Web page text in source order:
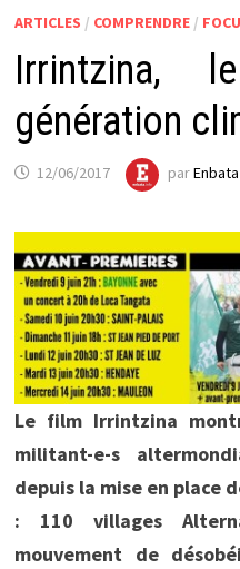
ARTICLES / COMPRENDRE/
génération
12/06/2017 parEnbata
Le film Irrintzina
militant-e-s
depuis la mise en place
: 110 villages
mouvement de